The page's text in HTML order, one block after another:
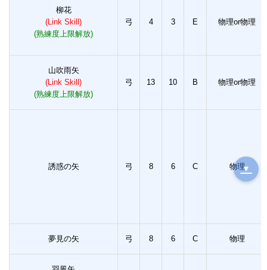
柳花
(Link Skill)
(熟練度上限解放)
弓 4 3 E 物理or物理
山吹雨矢
(Link Skill)
(熟練度上限解放)
弓 13 10 B 物理or物理
誘惑の矢 弓 8 6 C 物理
夢見の矢 弓 8 6 C 物理
▼